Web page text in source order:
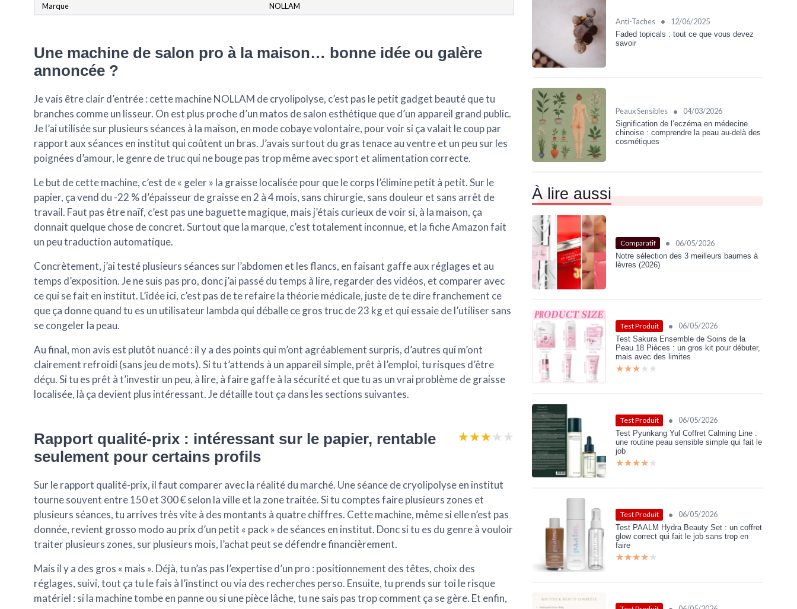
Marque NOLLAM
Une machine de salon pro à la maison… bonne idée ou galère
annoncée ?
Je vais être clair d’entrée : cette machine NOLLAM de cryolipolyse, c’est pas le petit gadget beauté que tu
branches comme un lisseur. On est plus proche d’un matos de salon esthétique que d’un appareil grand public.
Je l’ai utilisée sur plusieurs séances à la maison, en mode cobaye volontaire, pour voir si ça valait le coup par
rapport aux séances en institut qui coûtent un bras. J’avais surtout du gras tenace au ventre et un peu sur les
poignées d’amour, le genre de truc qui ne bouge pas trop même avec sport et alimentation correcte.
Le but de cette machine, c’est de « geler » la graisse localisée pour que le corps l’élimine petit à petit. Sur le
papier, ça vend du -22 % d’épaisseur de graisse en 2 à 4 mois, sans chirurgie, sans douleur et sans arrêt de
travail. Faut pas être naïf, c’est pas une baguette magique, mais j’étais curieux de voir si, à la maison, ça
donnait quelque chose de concret. Surtout que la marque, c’est totalement inconnue, et la fiche Amazon fait
un peu traduction automatique.
Concrètement, j’ai testé plusieurs séances sur l’abdomen et les flancs, en faisant gaffe aux réglages et au
temps d’exposition. Je ne suis pas pro, donc j’ai passé du temps à lire, regarder des vidéos, et comparer avec
ce qui se fait en institut. L’idée ici, c’est pas de te refaire la théorie médicale, juste de te dire franchement ce
que ça donne quand tu es un utilisateur lambda qui déballe ce gros truc de 23 kg et qui essaie de l’utiliser sans
se congeler la peau.
Au final, mon avis est plutôt nuancé : il y a des points qui m’ont agréablement surpris, d’autres qui m’ont
clairement refroidi (sans jeu de mots). Si tu t’attends à un appareil simple, prêt à l’emploi, tu risques d’être
déçu. Si tu es prêt à t’investir un peu, à lire, à faire gaffe à la sécurité et que tu as un vrai problème de graisse
localisée, là ça devient plus intéressant. Je détaille tout ça dans les sections suivantes.
Rapport qualité-prix : intéressant sur le papier, rentable
seulement pour certains profils
★★★★★
★★★★★
Sur le rapport qualité-prix, il faut comparer avec la réalité du marché. Une séance de cryolipolyse en institut
tourne souvent entre 150 et 300 € selon la ville et la zone traitée. Si tu comptes faire plusieurs zones et
plusieurs séances, tu arrives très vite à des montants à quatre chiffres. Cette machine, même si elle n’est pas
donnée, revient grosso modo au prix d’un petit « pack » de séances en institut. Donc si tu es du genre à vouloir
traiter plusieurs zones, sur plusieurs mois, l’achat peut se défendre financièrement.
Mais il y a des gros « mais ». Déjà, tu n’as pas l’expertise d’un pro : positionnement des têtes, choix des
réglages, suivi, tout ça tu le fais à l’instinct ou via des recherches perso. Ensuite, tu prends sur toi le risque
matériel : si la machine tombe en panne ou si une pièce lâche, tu ne sais pas trop comment ça se gère. Et enfin,
Anti-Taches • 12/06/2025
Faded topicals : tout ce que vous devez
savoir
Peaux Sensibles • 04/03/2026
Signification de l’eczéma en médecine
chinoise : comprendre la peau au‑delà des
cosmétiques
À lire aussi
Comparatif • 06/05/2026
Notre sélection des 3 meilleurs baumes à
lèvres (2026)
Test Produit • 06/05/2026
Test Sakura Ensemble de Soins de la
Peau 18 Pièces : un gros kit pour débuter,
mais avec des limites
★★★★★
★★★★★
Test Produit • 06/05/2026
Test Pyunkang Yul Coffret Calming Line :
une routine peau sensible simple qui fait le
job
★★★★★
★★★★★
Test Produit • 06/05/2026
Test PAALM Hydra Beauty Set : un coffret
glow correct qui fait le job sans trop en
faire
★★★★★
★★★★★